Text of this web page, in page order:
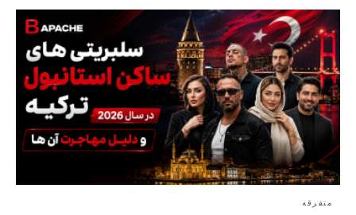
متفرقه